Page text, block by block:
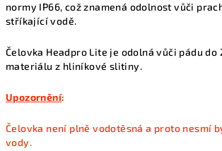
normy IP66, což znamená odolnost vůči
stříkající vodě.
Čelovka Headpro Lite je odolná vůči pádu do
materiálu z hliníkové slitiny.
Upozornění:
Čelovka není plně vodotěsná a proto nesmí
vody.